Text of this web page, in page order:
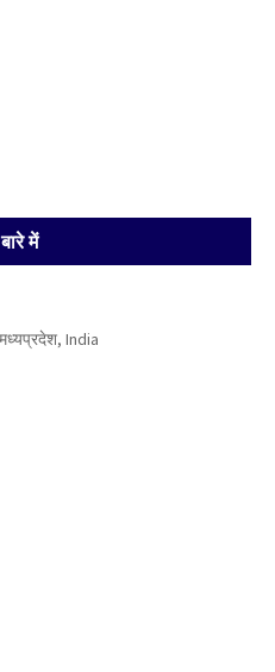
में
India